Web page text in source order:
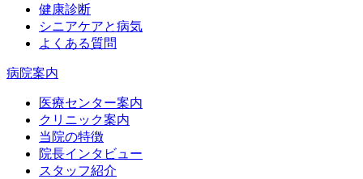
健康診断
シニアケアと病気
よくある質問
病院案内
医療センター案内
クリニック案内
当院の特徴
院長インタビュー
スタッフ紹介